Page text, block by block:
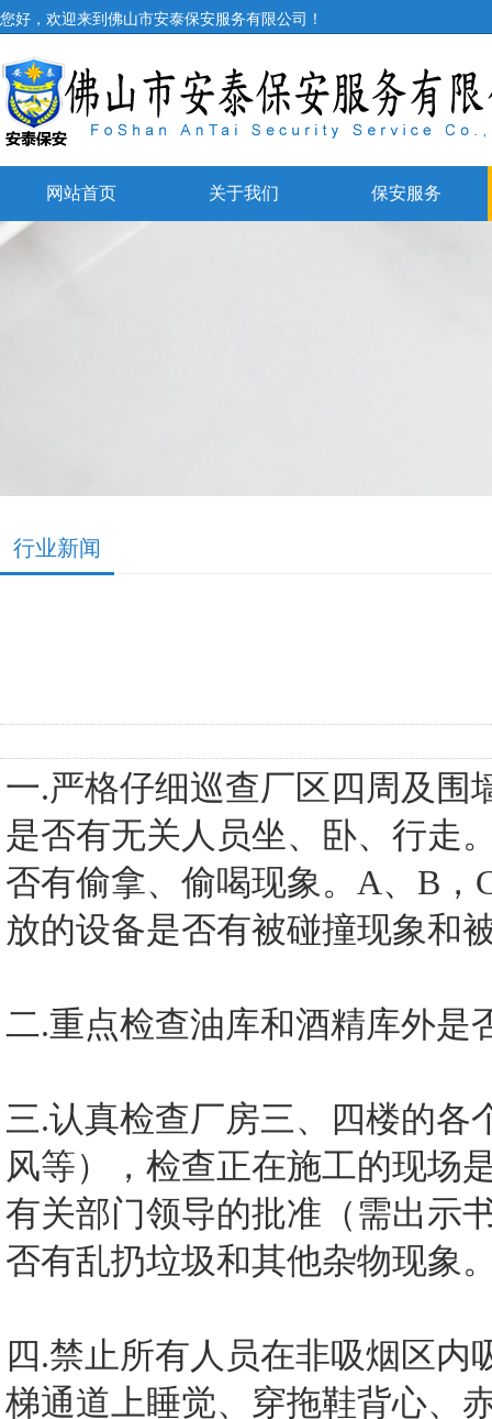
您好，欢迎来到佛山市安泰保安服务有限公司！
网站首页 关于我们 保安服务
行业新闻
一.严格仔细巡查厂区四周及围
是否有无关人员坐、卧、行走
否有偷拿、偷喝现象。A、B
放的设备是否有被碰撞现象和
二.重点检查油库和酒精库外是
三.认真检查厂房三、四楼的各
风等），检查正在施工的现场
有关部门领导的批准（需出示
否有乱扔垃圾和其他杂物现象
四.禁止所有人员在非吸烟区
梯通道上睡觉、穿拖鞋背心、